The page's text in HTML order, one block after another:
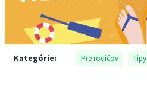
Kategórie: Pre rodičov Tipy